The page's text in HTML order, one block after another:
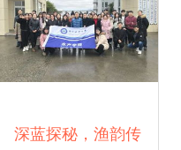
深蓝探秘，渔韵传